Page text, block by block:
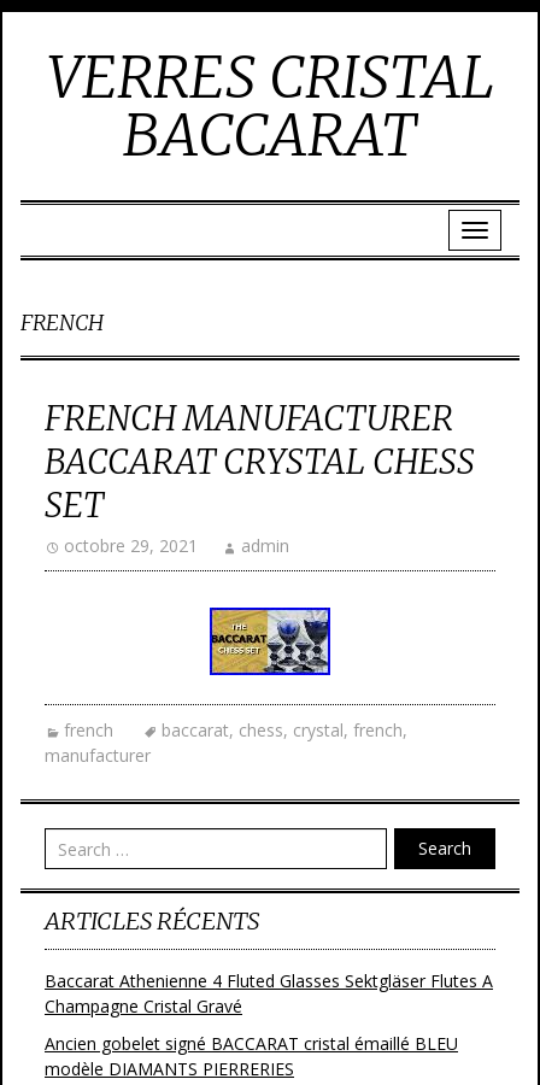
VERRES CRISTAL
BACCARAT
FRENCH
FRENCH MANUFACTURER
BACCARAT CRYSTAL CHESS
SET
octobre 29, 2021 admin
french baccarat, chess, crystal, french,
manufacturer
Search
ARTICLES RÉCENTS
Baccarat Athenienne 4 Fluted Glasses Sektgläser Flutes A
Champagne Cristal Gravé
Ancien gobelet signé BACCARAT cristal émaillé BLEU
modèle DIAMANTS PIERRERIES